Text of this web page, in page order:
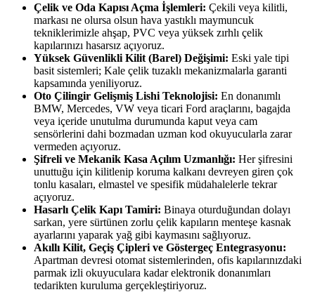
Çelik ve Oda Kapısı Açma İşlemleri: Çekili veya kilitli,
markası ne olursa olsun hava yastıklı maymuncuk
tekniklerimizle ahşap, PVC veya yüksek zırhlı çelik
kapılarınızı hasarsız açıyoruz.
Yüksek Güvenlikli Kilit (Barel) Değişimi: Eski yale tipi
basit sistemleri; Kale çelik tuzaklı mekanizmalarla garanti
kapsamında yeniliyoruz.
Oto Çilingir Gelişmiş Lishi Teknolojisi: En donanımlı
BMW, Mercedes, VW veya ticari Ford araçlarını, bagajda
veya içeride unutulma durumunda kaput veya cam
sensörlerini dahi bozmadan uzman kod okuyucularla zarar
vermeden açıyoruz.
Şifreli ve Mekanik Kasa Açılım Uzmanlığı: Her şifresini
unuttuğu için kilitlenip koruma kalkanı devreyen giren çok
tonlu kasaları, elmastel ve spesifik müdahalelerle tekrar
açıyoruz.
Hasarlı Çelik Kapı Tamiri: Binaya oturduğundan dolayı
sarkan, yere sürtünen zorlu çelik kapıların menteşe kasnak
ayarlarını yaparak yağ gibi kaymasını sağlıyoruz.
Akıllı Kilit, Geçiş Çipleri ve Göstergeç Entegrasyonu:
Apartman devresi otomat sistemlerinden, ofis kapılarınızdaki
parmak izli okuyuculara kadar elektronik donanımları
tedarikten kuruluma gerçekleştiriyoruz.